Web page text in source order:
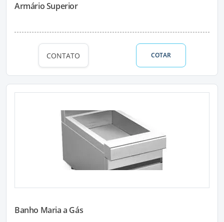
Armário Superior
CONTATO COTAR
Banho Maria a Gás